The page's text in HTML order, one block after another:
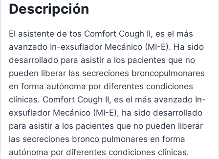
Descripción
El asistente de tos Comfort Cough II, es el más
avanzado In-exsuflador Mecánico (MI-E). Ha sido
desarrollado para asistir a los pacientes que no
pueden liberar las secreciones broncopulmonares
en forma autónoma por diferentes condiciones
clínicas. Comfort Cough II, es el más avanzado In-
exsuflador Mecánico (MI-E), ha sido desarrollado
para asistir a los pacientes que no pueden liberar
las secreciones bronco pulmonares en forma
autónoma por diferentes condiciones clínicas.